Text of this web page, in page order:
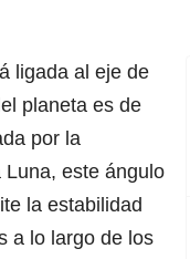
ligada al eje de
planeta es de
por l a
Luna, este ángulo
la estabilidad
a lo largo de los